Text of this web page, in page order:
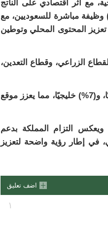
مع أثر اقتصادي على الناتج
الإجمالي يُقدّر بـ(1.14) مليار ريال سعودي طيلة مدة الاتفاقية، كما يوفر (147) وظيفة مباشرة للسعوديين، مع
المحتوى المحلي وتوطين
الزراعي، وقطاع التعدين،
وتشير التوقعات إلى تزايد الطلب على هذه السلعة بمعدل سنوي يصل إلى (6%) محليًا، و(7%) خليجيًا، مما يعزز موقع
ويعكس التزام المملكة بدعم
في إطار رؤية واضحة لتعزيز
اضف تعليق
١